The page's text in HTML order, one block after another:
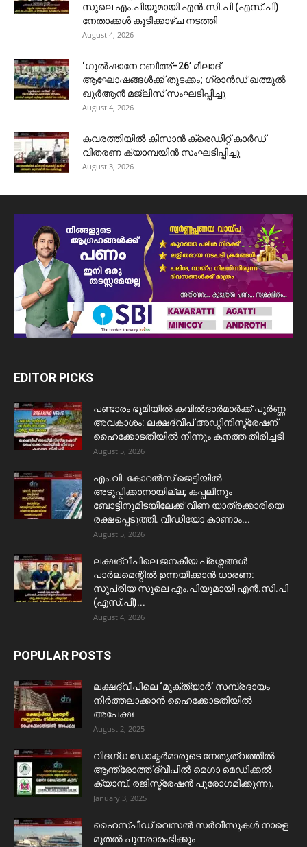
സുലെ എം.പിയുമായി എൻ.സി.പി (എസ്.പി)
നേതാക്കൾ കൂടിക്കാഴ്ച നടത്തി
August 4, 2026
‘ഗുൽഷാനേ റബീഅ്–26’ മീലാദ്
ആഘോഷങ്ങൾക്ക് തുടക്കം; ഗ്രാൻഡ് ഖത്മുൽ
ഖുർആൻ മജ്‌ലിസ് സംഘടിപ്പിച്ചു
August 4, 2026
കവരത്തിയിൽ കിസാൻ ക്രെഡിറ്റ് കാർഡ്
വിതരണ ക്യാമ്പയിൻ സംഘടിപ്പിച്ചു
August 3, 2026
EDITOR PICKS
പണ്ടാരം ഭൂമിയിൽ കവിൽദാർമാർക്ക് പൂർണ്ണ
അവകാശം: ലക്ഷദ്വീപ് അഡ്മിനിസ്ട്രേഷന്
ഹൈക്കോടതിയിൽ നിന്നും കനത്ത തിരിച്ചടി
August 5, 2026
​എം.വി. കോറൽസ് ജെട്ടിയിൽ
അടുപ്പിക്കാനായില്ല; കപ്പലിനും
ബോട്ടിനുമിടയിലേക്ക് വീണ യാത്രക്കാരിയെ
രക്ഷപ്പെടുത്തി. വീഡിയോ കാണാം...
August 5, 2026
ലക്ഷദ്വീപിലെ ജനകീയ പ്രശ്നങ്ങൾ
പാർലമെന്റിൽ ഉന്നയിക്കാൻ ധാരണ:
സുപ്രിയ സുലെ എം.പിയുമായി എൻ.സി.പി
(എസ്.പി)...
August 4, 2026
POPULAR POSTS
ലക്ഷദ്വീപിലെ ‘മുക്ത്യാർ’ സമ്പ്രദായം
നിർത്തലാക്കാൻ ഹൈക്കോടതിയിൽ
അപേക്ഷ
August 2, 2025
വിദഗ്ധ ഡോക്ടർമാരുടെ നേതൃത്വത്തിൽ
ആന്ത്രോത്ത് ദ്വീപിൽ മെഗാ മെഡിക്കൽ
ക്യാമ്പ്. രജിസ്ട്രേഷൻ പുരോഗമിക്കുന്നു.
January 3, 2025
ഹൈസ്പീഡ് വെസൽ സർവീസുകൾ നാളെ
മുതൽ പുനരാരംഭിക്കും